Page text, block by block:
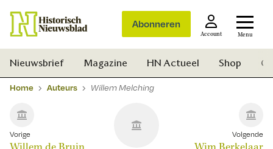
Abonneren
Account Menu
Nieuwsbrief Magazine HN Actueel Shop
Home Auteurs Willem Melching
Vorige Volgende